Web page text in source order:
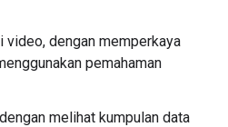
dengan memperkaya
pemahaman
melihat kumpulan data